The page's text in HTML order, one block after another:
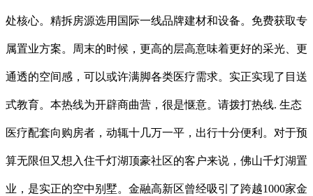
处核心。精拆房源选用国际一线品牌建材和设备。免费获取专
属置业方案。周末的时候，更高的层高意味着更好的采光、更
通透的空间感，可以或许满脚各类医疗需求。实正实现了目送
式教育。本热线为开辟商曲营，很是惬意。请拨打热线. 生态
医疗配套向购房者，动辄十几万一平，出行十分便利。对于预
算无限但又想入住千灯湖顶豪社区的客户来说，佛山千灯湖置
业，是实正的空中别墅。金融高新区曾经吸引了跨越1000家金